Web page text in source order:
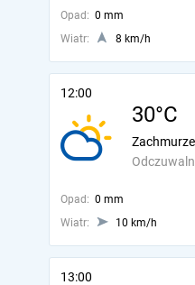
Opad: 0 mm
Wiatr:
8 km/h
12:00
30°C
Opad: 0 mm
Wiatr:
10 km/h
13:00